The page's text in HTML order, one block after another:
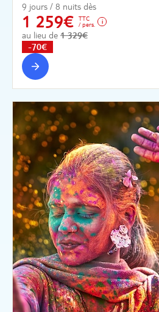
9 jours / 8 nuits dès
1 259€
TTC
/ pers.
au lieu de 1 329€
-70€